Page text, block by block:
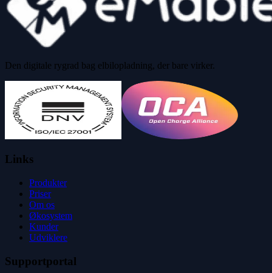
Den digitale rygrad bag elbilopladning, der bare virker.
Links
Produkter
Priser
Om os
Økosystem
Kunder
Udviklere
Supportportal